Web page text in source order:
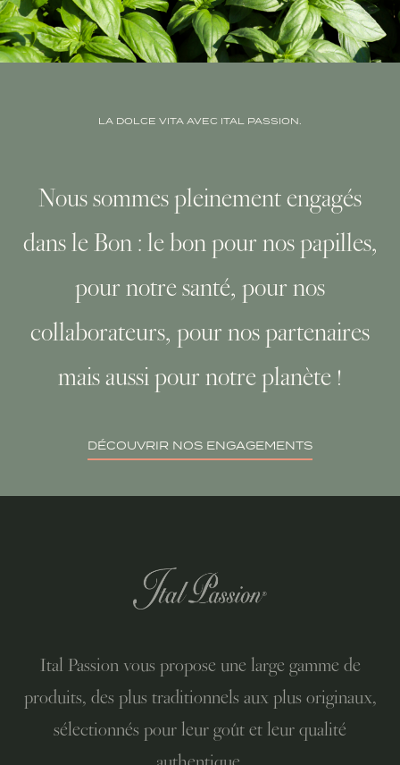
LA DOLCE VITA AVEC ITAL PASSION.
Nous sommes pleinement engagés
dans le Bon : le bon pour nos papilles,
pour notre santé, pour nos
collaborateurs, pour nos partenaires
mais aussi pour notre planète !
DÉCOUVRIR NOS ENGAGEMENTS
Ital Passion vous propose une large gamme de
produits, des plus traditionnels aux plus originaux,
sélectionnés pour leur goût et leur qualité